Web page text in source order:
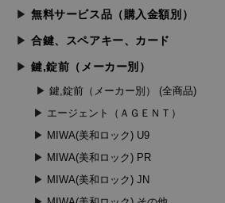
無料サービス品（購入金額別）
合鍵、スペアキー、カード
鍵,錠前（メーカー別）
鍵,錠前（メーカー別） (全商品)
エージェント（ＡＧＥＮＴ）
MIWA(美和ロック) U9
MIWA(美和ロック) PR
MIWA(美和ロック) JN